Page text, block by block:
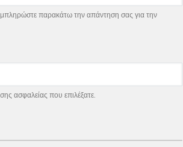
παρακάτω την απάντηση σας για την
ασφαλείας που επιλέξατε.